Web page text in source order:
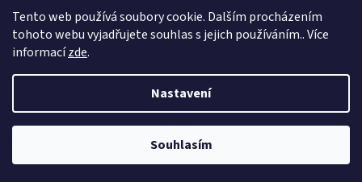
Tento web používá soubory cookie. Dalším procházením
tohoto webu vyjadřujete souhlas s jejich používáním.. Více
informacízde.
Nastavení
Souhlasím
Obchodní podmínky
Podmínky ochrany osobních údajů
Vytvořil Shoptet
WOMS. Všechna práva vyhrazena.